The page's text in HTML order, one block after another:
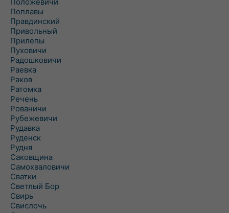
Поплавы
Правдинский
Привольный
Прилепы
Пуховичи
Радошковичи
Раевка
Раков
Ратомка
Речень
Рованичи
Рубежевичи
Рудавка
Руденск
Рудня
Саковщина
Самохваловичи
Сватки
Светлый Бор
Свирь
Свислочь